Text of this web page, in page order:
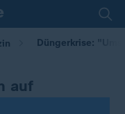
Düngerkrise:
auf